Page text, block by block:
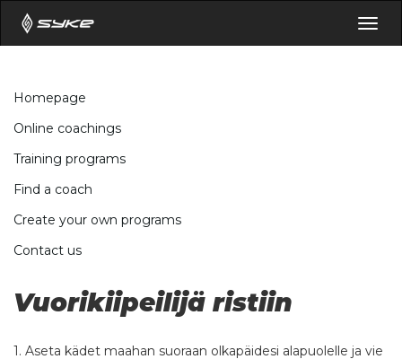
Homepage
Online coachings
Training programs
Find a coach
Create your own programs
Contact us
Vuorikiipeilijä ristiin
1. Aseta kädet maahan suoraan olkapäidesi alapuolelle ja vie